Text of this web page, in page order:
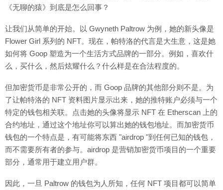
《无聊的猿》到底是怎么回事？
让我们从简单的开始。以 Gwyneth Paltrow 为例，她的新头像是
Flower Girl 系列的 NFT。现在，帕特洛的代言是大生意，这是她
如何将 Goop 塑造为一个生活方式品牌的一部分。例如，喜欢什
么，买什么，然后炫耀什么？什么样是在合法程度的。
但加密货币是非常公开的，而 Goop 品牌的其他部分则不是。为
了让帕特洛的 NFT 资料图片显示出来，她的推特账户必须与一个
特定的钱包相关联。点击她的头像将显示 NFT 在 Etherscan 上的
合约地址，通过这个地址你可以算出她的钱包地址。而加密货币
钱包的一个特点是，有可能将东西 "airdrop "到任何已知的钱包，
而不需要所有者的参与。airdrop 是营销加密货币项目的一个重要
部分，通常用于建立用户群。
因此，一旦 Paltrow 的钱包为人所知，任何 NFT 项目都可以简单